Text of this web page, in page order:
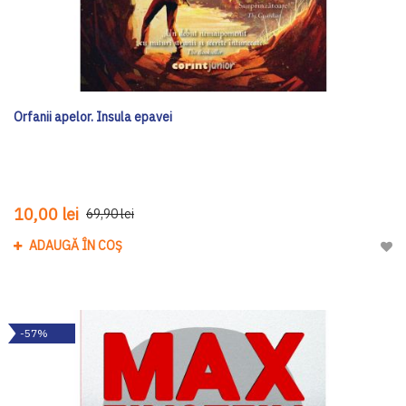
Orfanii apelor. Insula epavei
10,00 lei 69,90 lei
ADAUGĂ ÎN COȘ
-57%